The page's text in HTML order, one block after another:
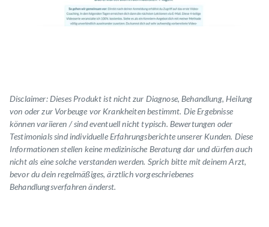
Disclaimer: Dieses Produkt ist nicht zur Diagnose, Behandlung, Heilung
von oder zur Vorbeuge vor Krankheiten bestimmt. Die Ergebnisse
können variieren / sind eventuell nicht typisch. Bewertungen oder
Testimonialssind individuelle Erfahrungsberichte unserer Kunden. Diese
Informationen stellen keine medizinische Beratung dar und dürfen auch
nicht als eine solche verstanden werden. Sprich bitte mit deinem Arzt,
bevor du dein regelmäßiges, ärztlich vorgeschriebenes
Behandlungsverfahren änderst.